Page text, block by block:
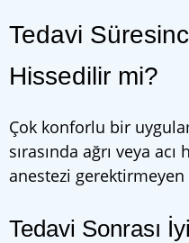
Tedavi
Hissedilir mi?
Çok konforlu bir
sırasında ağrı veya
anestezi
Tedavi Sonrası